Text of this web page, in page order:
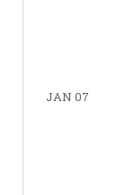
JAN 07